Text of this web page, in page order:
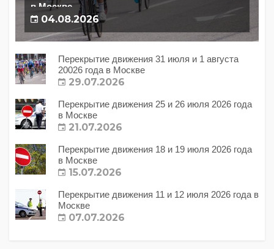
в Москве
04.08.2026
Перекрытие движения 31 июля и 1 августа
20026 года в Москве
29.07.2026
Перекрытие движения 25 и 26 июля 2026 года
в Москве
21.07.2026
Перекрытие движения 18 и 19 июля 2026 года
в Москве
15.07.2026
Перекрытие движения 11 и 12 июля 2026 года в
Москве
07.07.2026